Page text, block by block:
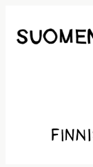
sisältöön